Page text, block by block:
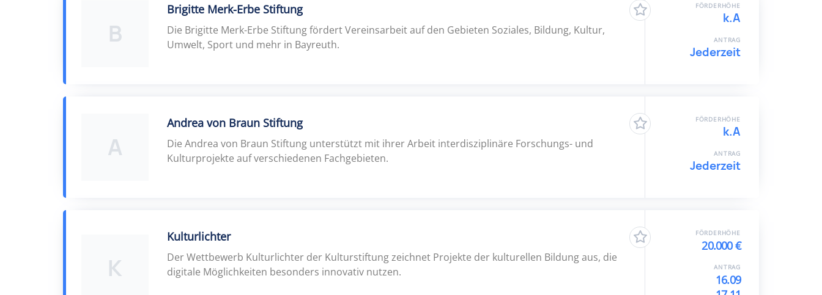
B
Brigitte Merk-Erbe Stiftung
Die Brigitte Merk-Erbe Stiftung fördert Vereinsarbeit auf den Gebieten Soziales, Bildung, Kultur,
Umwelt, Sport und mehr in Bayreuth.
FÖRDERHÖHE
k.A
ANTRAG
Jederzeit
A
Andrea von Braun Stiftung
Die Andrea von Braun Stiftung unterstützt mit ihrer Arbeit interdisziplinäre Forschungs- und
Kulturprojekte auf verschiedenen Fachgebieten.
FÖRDERHÖHE
k.A
ANTRAG
Jederzeit
K
Kulturlichter
Der Wettbewerb Kulturlichter der Kulturstiftung zeichnet Projekte der kulturellen Bildung aus, die
digitale Möglichkeiten besonders innovativ nutzen.
FÖRDERHÖHE
20.000 €
ANTRAG
16.09